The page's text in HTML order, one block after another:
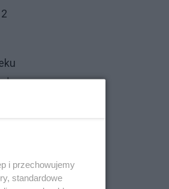
i przechowujemy
standardowe